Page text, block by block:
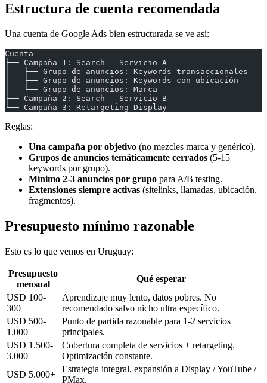
Estructura de cuenta recomendada
Una cuenta de Google Ads bien estructurada se ve así:
Cuenta
├── Campaña 1: Search - Servicio A
│   ├── Grupo de anuncios: Keywords transaccionales
│   ├── Grupo de anuncios: Keywords con ubicación
│   └── Grupo de anuncios: Marca
├── Campaña 2: Search - Servicio B
└── Campaña 3: Retargeting Display
Reglas:
Una campaña por objetivo (no mezcles marca y genérico).
Grupos de anuncios temáticamente cerrados (5-15
keywords por grupo).
Mínimo 2-3 anuncios por grupo para A/B testing.
Extensiones siempre activas (sitelinks, llamadas, ubicación,
fragmentos).
Presupuesto mínimo razonable
Esto es lo que vemos en Uruguay:
Presupuesto
mensual
Qué esperar
USD 100-
300
Aprendizaje muy lento, datos pobres. No
recomendado salvo nicho ultra específico.
USD 500-
1.000
Punto de partida razonable para 1-2 servicios
principales.
USD 1.500-
3.000
Cobertura completa de servicios + retargeting.
Optimización constante.
USD 5.000+
Estrategia integral, expansión a Display / YouTube /
PMax.